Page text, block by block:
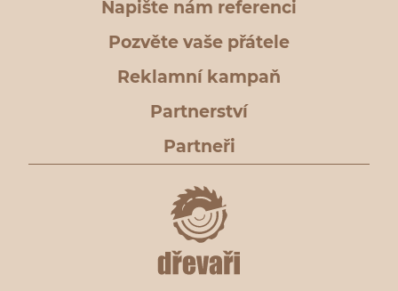
Napište nám referenci
Pozvěte vaše přátele
Reklamní kampaň
Partnerství
Partneři